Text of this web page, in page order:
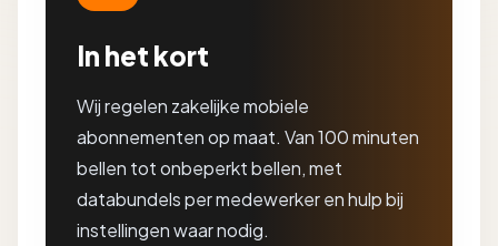
In het kort
Wij regelen zakelijke mobiele
abonnementen op maat. Van 100 minuten
bellen tot onbeperkt bellen, met
databundels per medewerker en hulp bij
instellingen waar nodig.